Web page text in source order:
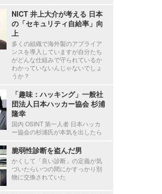
NICT 井上大介が考える 日本
の「セキュリティ自給率」向
上
多くの組織で海外製のアプライア
ンスを導入していますが自分たち
がどんな仕組みで守られているか
わかっていないんじゃないでしょ
うか？
「趣味：ハッキング」一般社
団法人日本ハッカー協会 杉浦
隆幸
国内 OSINT 第一人者 日本ハッカ
ー協会の杉浦氏が本気を出したら
脆弱性診断を盗んだ男
かくして「良い診断」の定義が気
づいたらいつの間にかすっかり別
物に交換されていた